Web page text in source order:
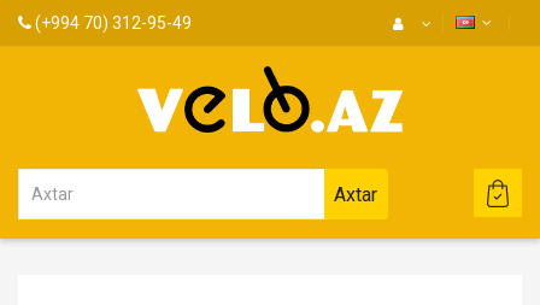
(+994 70) 312-95-49
Axtar